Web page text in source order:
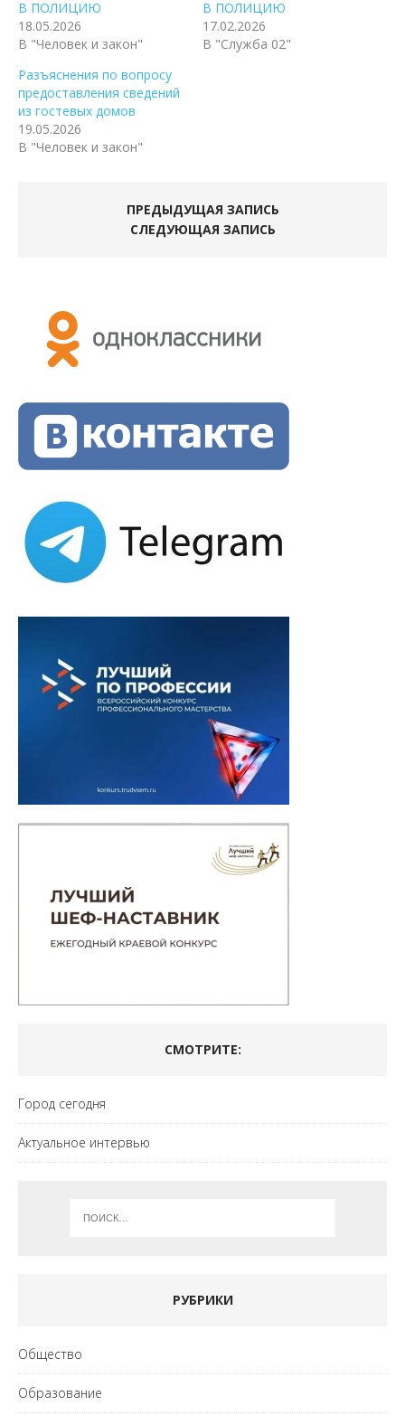
В ПОЛИЦИЮ
18.05.2026
В "Человек и закон"
В ПОЛИЦИЮ
17.02.2026
В "Служба 02"
Разъяснения по вопросу
предоставления сведений
из гостевых домов
19.05.2026
В "Человек и закон"
ПРЕДЫДУЩАЯ ЗАПИСЬ
СЛЕДУЮЩАЯ ЗАПИСЬ
СМОТРИТЕ:
Город сегодня
Актуальное интервью
РУБРИКИ
Общество
Образование